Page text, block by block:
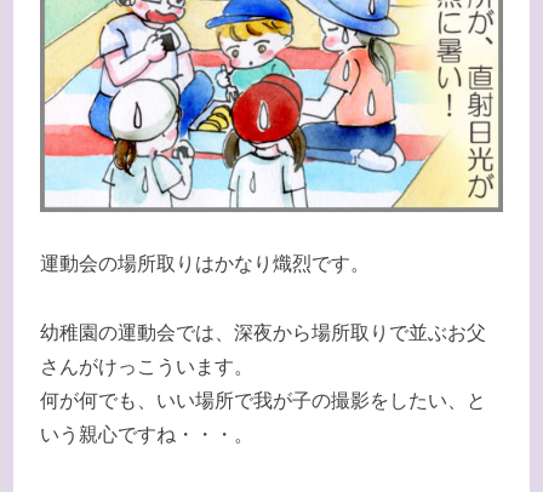
運動会の場所取りはかなり熾烈です。
幼稚園の運動会では、深夜から場所取りで並ぶお父
さんがけっこういます。
何が何でも、いい場所で我が子の撮影をしたい、と
いう親心ですね・・・。